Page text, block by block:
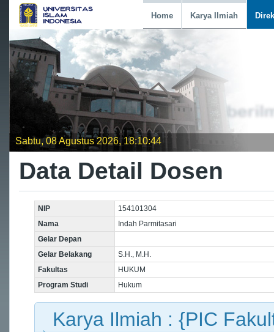
Home Karya Ilmiah
Sabtu, 08 Agustus 2026, 18:10:44
Data Detail Dosen
NIP
154101304
Nama
Indah Parmitasari
Gelar Depan
Gelar Belakang
S.H., M.H.
Fakultas
HUKUM
Program Studi
Hukum
Karya Ilmiah : {PIC